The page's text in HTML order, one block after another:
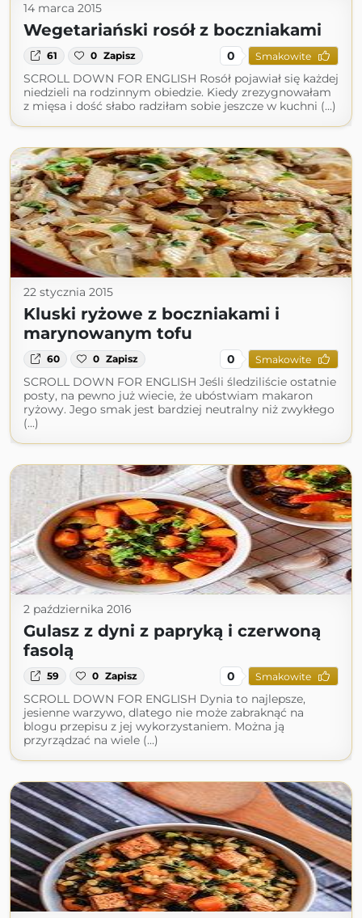
14 marca 2015
Wegetariański rosół z boczniakami
61 0 Zapisz 0 Smakowite
SCROLL DOWN FOR ENGLISH Rosół pojawiał się każdej
niedzieli na rodzinnym obiedzie. Kiedy zrezygnowałam
z mięsa i dość słabo radziłam sobie jeszcze w kuchni (...)
22 stycznia 2015
Kluski ryżowe z boczniakami i
marynowanym tofu
60 0 Zapisz 0 Smakowite
SCROLL DOWN FOR ENGLISH Jeśli śledziliście ostatnie
posty, na pewno już wiecie, że ubóstwiam makaron
ryżowy. Jego smak jest bardziej neutralny niż zwykłego
(...)
2 października 2016
Gulasz z dyni z papryką i czerwoną
fasolą
59 0 Zapisz 0 Smakowite
SCROLL DOWN FOR ENGLISH Dynia to najlepsze,
jesienne warzywo, dlatego nie może zabraknąć na
blogu przepisu z jej wykorzystaniem. Można ją
przyrządzać na wiele (...)